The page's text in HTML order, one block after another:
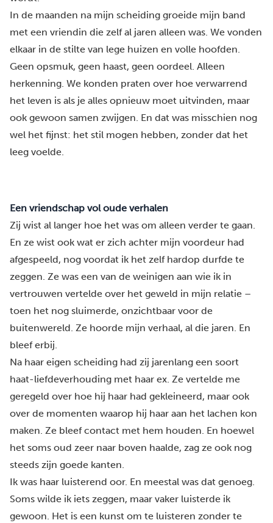
In de maanden na mijn scheiding groeide mijn band
met een vriendin die zelf al jaren alleen was. We vonden
elkaar in de stilte van lege huizen en volle hoofden.
Geen opsmuk, geen haast, geen oordeel. Alleen
herkenning. We konden praten over hoe verwarrend
het leven is als je alles opnieuw moet uitvinden, maar
ook gewoon samen zwijgen. En dat was misschien nog
wel het fijnst: het stil mogen hebben, zonder dat het
leeg voelde.
Een vriendschap vol oude verhalen
Zij wist al langer hoe het was om alleen verder te gaan.
En ze wist ook wat er zich achter mijn voordeur had
afgespeeld, nog voordat ik het zelf hardop durfde te
zeggen. Ze was een van de weinigen aan wie ik in
vertrouwen vertelde over het geweld in mijn relatie –
toen het nog sluimerde, onzichtbaar voor de
buitenwereld. Ze hoorde mijn verhaal, al die jaren. En
bleef erbij.
Na haar eigen scheiding had zij jarenlang een soort
haat-liefdeverhouding met haar ex. Ze vertelde me
geregeld over hoe hij haar had gekleineerd, maar ook
over de momenten waarop hij haar aan het lachen kon
maken. Ze bleef contact met hem houden. En hoewel
het soms oud zeer naar boven haalde, zag ze ook nog
steeds zijn goede kanten.
Ik was haar luisterend oor. En meestal was dat genoeg.
Soms wilde ik iets zeggen, maar vaker luisterde ik
gewoon. Het is een kunst om te luisteren zonder te